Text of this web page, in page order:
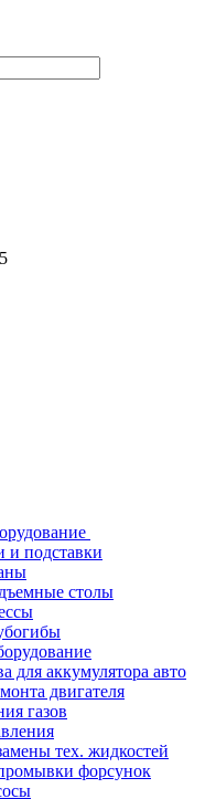
и подставки
столы
для аккумулятора авто
двигателя
газов
тех. жидкостей
форсунок